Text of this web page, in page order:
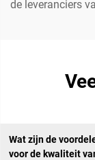
de leveranciers
Wat zijn de
voor de kwaliteit